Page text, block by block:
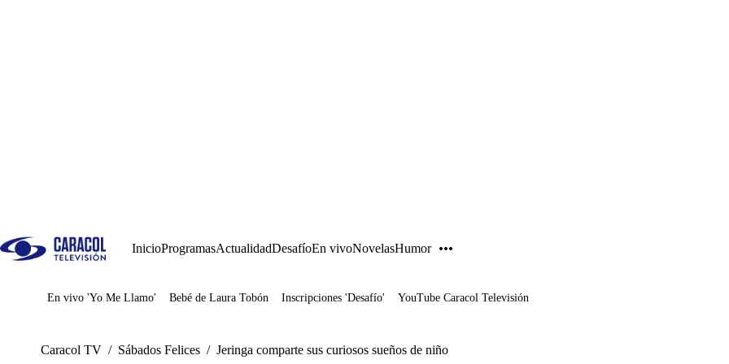
InicioProgramasActualidadDesafíoEn vivoNovelasHumor
Juegos
En vivo 'Yo Me Llamo' Bebé de Laura Tobón Inscripciones 'Desafío' YouTube Caracol Televisión
Caracol TV / Sábados Felices / Jeringa comparte sus curiosos sueños de niño